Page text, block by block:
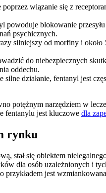
poprzez wiązanie się z
powoduje blokowanie
psychicznych.
silniejszy od morfiny i
do niebezpiecznych
oddechu.
silne działanie, fentanyl jest
potężnym narzędziem w
fentanylu jest kluczowe dla
rynku
stał się obiektem
dla osób uzależnionych i
przykładem jest